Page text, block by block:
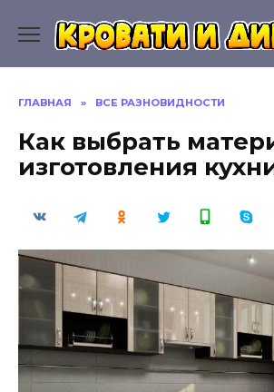
содержанию
ГЛАВНАЯ » ВСЕ РАЗНОВИДНОСТИ
Как выбрать
изготовления